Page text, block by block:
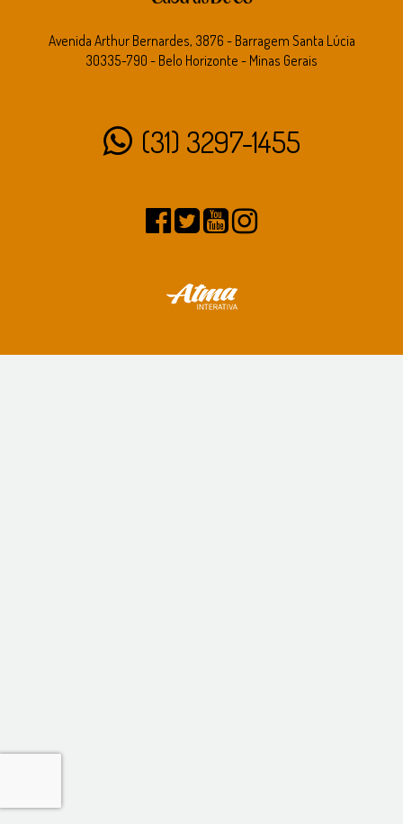
Avenida Arthur Bernardes, 3876 - Barragem Santa Lúcia
30335-790 - Belo Horizonte - Minas Gerais
(31) 3297-1455